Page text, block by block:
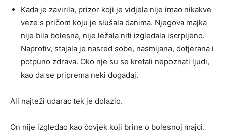
Kada je zavirila, prizor koji je vidjela nije imao nikakve
veze s pričom koju je slušala danima. Njegova majka
nije bila bolesna, nije ležala niti izgledala iscrpljeno.
Naprotiv, stajala je nasred sobe, nasmijana, dotjerana i
potpuno zdrava. Oko nje su se kretali nepoznati ljudi,
kao da se priprema neki događaj.
Ali najteži udarac tek je dolazio.
On nije izgledao kao čovjek koji brine o bolesnoj majci.